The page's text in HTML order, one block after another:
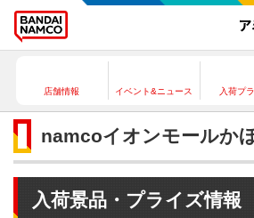
店舗情報 イベント&ニュース 入荷プ
namcoイオンモールか
入荷景品・プライズ情報